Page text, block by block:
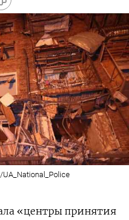
«центры принятия